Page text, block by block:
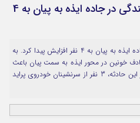
اپلیکیشن
تعداد جان‌باختگان حادثه رانندگی در جاده ایذه به پیان به 4
تعداد جان‌باختگان حادثه رانندگی در جاده ایذه به پیان به 4 نفر افزایش پیدا کرد. به
خونین در محور ایذه به سمت پیان باعث
کشته و زخمی شدن 7 نفر شده بود. در این حادثه، 3 نفر از سرنشینان خودروی پراید